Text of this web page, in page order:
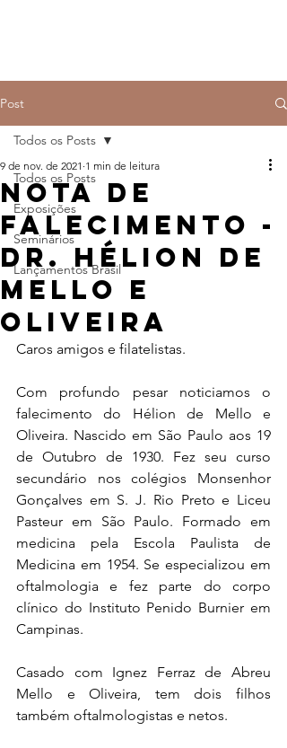
Post
Todos os Posts
Exposições
Seminários
Lançamentos Brasil
Todos os Posts
NOTA DE
FALECIMENTO -
DR. HÉLION DE
MELLO E
OLIVEIRA
9 de nov. de 2021 1 min de leitura
Caros amigos e filatelistas.
Com profundo pesar noticiamos o
falecimento do Hélion de Mello e
Oliveira. Nascido em São Paulo aos 19
de Outubro de 1930. Fez seu curso
secundário nos colégios Monsenhor
Gonçalves em S. J. Rio Preto e Liceu
Pasteur em São Paulo. Formado em
medicina pela Escola Paulista de
Medicina em 1954. Se especializou em
oftalmologia e fez parte do corpo
clínico do Instituto Penido Burnier em
Campinas.
Casado com Ignez Ferraz de Abreu
Mello e Oliveira, tem dois filhos
também oftalmologistas e netos.